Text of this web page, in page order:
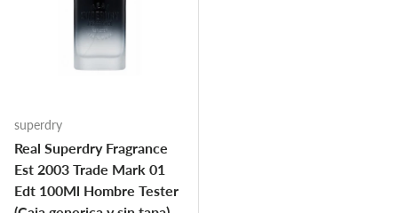
superdry
Real Superdry Fragrance
Est 2003 Trade Mark 01
Edt 100Ml Hombre Tester